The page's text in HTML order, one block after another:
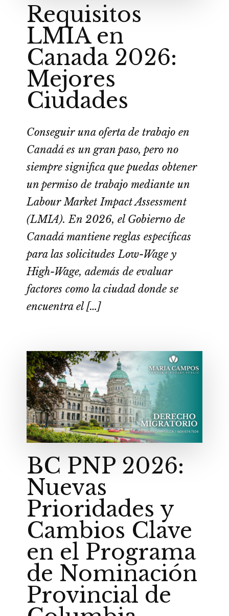
Requisitos
LMIA en
Canada 2026:
Mejores
Ciudades
Conseguir una oferta de trabajo en
Canadá es un gran paso, pero no
siempre significa que puedas obtener
un permiso de trabajo mediante un
Labour Market Impact Assessment
(LMIA). En 2026, el Gobierno de
Canadá mantiene reglas específicas
para las solicitudes Low-Wage y
High-Wage, además de evaluar
factores como la ciudad donde se
encuentra el […]
BC PNP 2026:
Nuevas
Prioridades y
Cambios Clave
en el Programa
de Nominación
Provincial de